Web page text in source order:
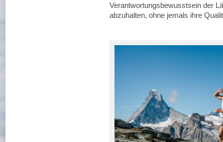
Verantwortungsbewusstsein der
abzuhalten, ohne jemals ihre